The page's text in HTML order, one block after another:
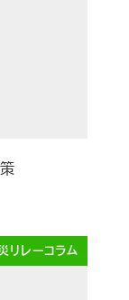
リレーコラム